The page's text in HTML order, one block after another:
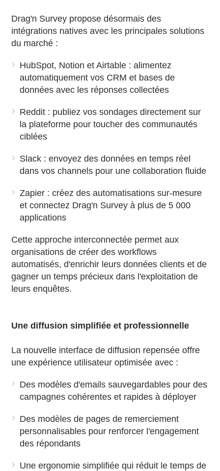
Drag'n Survey propose désormais des
intégrations natives avec les principales solutions
du marché :
HubSpot, Notion et Airtable : alimentez
automatiquement vos CRM et bases de
données avec les réponses collectées
Reddit : publiez vos sondages directement sur
la plateforme pour toucher des communautés
ciblées
Slack : envoyez des données en temps réel
dans vos channels pour une collaboration fluide
Zapier : créez des automatisations sur-mesure
et connectez Drag'n Survey à plus de 5 000
applications
Cette approche interconnectée permet aux
organisations de créer des workflows
automatisés, d'enrichir leurs données clients et de
gagner un temps précieux dans l'exploitation de
leurs enquêtes.
Une diffusion simplifiée et professionnelle
La nouvelle interface de diffusion repensée offre
une expérience utilisateur optimisée avec :
Des modèles d'emails sauvegardables pour des
campagnes cohérentes et rapides à déployer
Des modèles de pages de remerciement
personnalisables pour renforcer l'engagement
des répondants
Une ergonomie simplifiée qui réduit le temps de